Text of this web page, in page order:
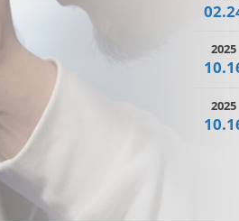
2025
2025